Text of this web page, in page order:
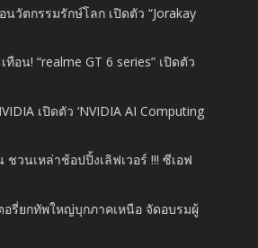
นวัตกรรมรักษ์โลก เปิดตัว “Jorakay
อน! “realme GT 6 series” เปิดตัว
เปิดตัว ‘NVIDIA AI Computing
วนเหล่าช้อปปิ้งเลิฟเวอร์ !!! ซีเอฟ
อรี่ยกทัพใหญ่บุกภาคเหนือ จัดอบรมผู้